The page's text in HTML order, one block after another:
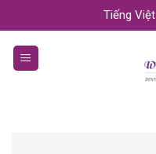
to
content
Tiếng Việt